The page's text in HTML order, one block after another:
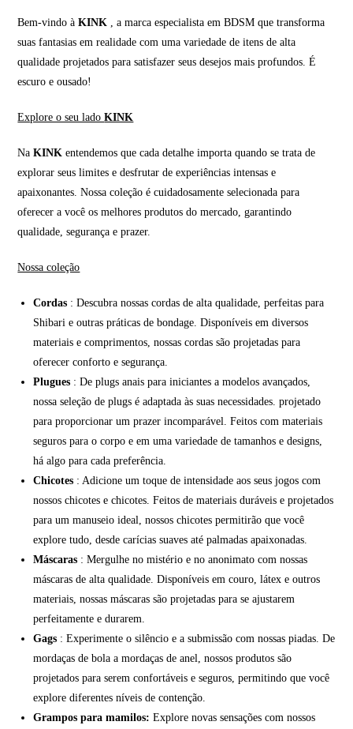
Bem-vindo àKINK , a marca especialista em BDSM que transforma
suas fantasias em realidade com uma variedade de itens de alta
qualidade projetados para satisfazer seus desejos mais profundos. É
escuro e ousado!
Explore o seu ladoKINK
NaKINK entendemos que cada detalhe importa quando se trata de
explorar seus limites e desfrutar de experiências intensas e
apaixonantes. Nossa coleção é cuidadosamente selecionada para
oferecer a você os melhores produtos do mercado, garantindo
qualidade, segurança e prazer.
Nossa coleção
Cordas : Descubra nossas cordas de alta qualidade, perfeitas para
Shibari e outras práticas de bondage. Disponíveis em diversos
materiais e comprimentos, nossas cordas são projetadas para
oferecer conforto e segurança.
Plugues : De plugs anais para iniciantes a modelos avançados,
nossa seleção de plugs é adaptada às suas necessidades. projetado
para proporcionar um prazer incomparável. Feitos com materiais
seguros para o corpo e em uma variedade de tamanhos e designs,
há algo para cada preferência.
Chicotes : Adicione um toque de intensidade aos seus jogos com
nossos chicotes e chicotes. Feitos de materiais duráveis e projetados
para um manuseio ideal, nossos chicotes permitirão que você
explore tudo, desde carícias suaves até palmadas apaixonadas.
Máscaras : Mergulhe no mistério e no anonimato com nossas
máscaras de alta qualidade. Disponíveis em couro, látex e outros
materiais, nossas máscaras são projetadas para se ajustarem
perfeitamente e durarem.
Gags : Experimente o silêncio e a submissão com nossas piadas. De
mordaças de bola a mordaças de anel, nossos produtos são
projetados para serem confortáveis e seguros, permitindo que você
explore diferentes níveis de contenção.
Grampos para mamilos: Explore novas sensações com nossos